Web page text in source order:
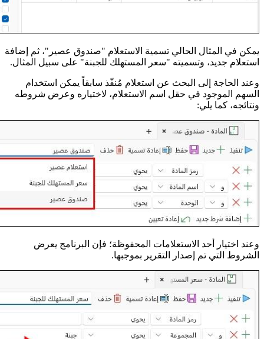
يمكن في المثال الحالي تسمية الاستعلام "صندوق عصير"، ثم إضافة
استعلام جديد، وتسميته "سعر المستهلك للجبنة" على سبيل المثال.
وعند الحاجة إلى البحث عن استعلام مُنفّذ سابقاً يمكن استخدام
السهم الموجود في حقل اسم الاستعلام، لاختياره وعرض شروطه
ونتائجه، كما يلي:
وعند اختيار أحد الاستعلامات المحفوظة؛ فإن البرنامج يعرض
الشروط التي تم إصدار التقرير بموجبها.